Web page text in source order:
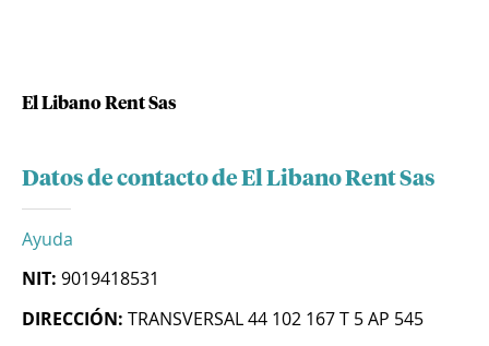
El Libano Rent Sas
Datos de contacto de El Libano Rent Sas
Ayuda
NIT: 9019418531
DIRECCIÓN: TRANSVERSAL 44 102 167 T 5 AP 545